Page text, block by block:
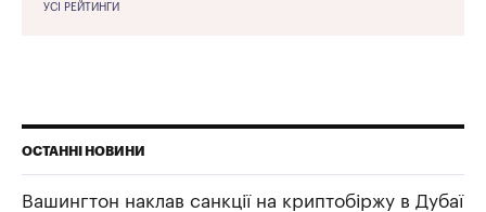
УСІ РЕЙТИНГИ
ОСТАННІ НОВИНИ
Вашингтон наклав санкції на криптобіржу в Дубаї